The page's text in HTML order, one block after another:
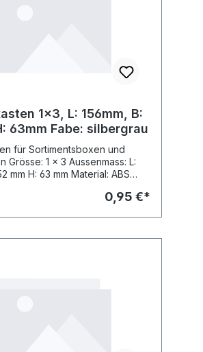
1x3, L: 156mm, B:
63mm Fabe: silbergrau
für Sortimentsboxen und
Grösse: 1 x 3 Aussenmass: L:
mm H: 63 mm Material: ABS
0,95 €*